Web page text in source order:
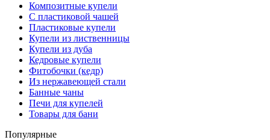
Композитные купели
С пластиковой чашей
Пластиковые купели
Купели из лиственницы
Купели из дуба
Кедровые купели
Фитобочки (кедр)
Из нержавеющей стали
Банные чаны
Печи для купелей
Товары для бани
Популярные